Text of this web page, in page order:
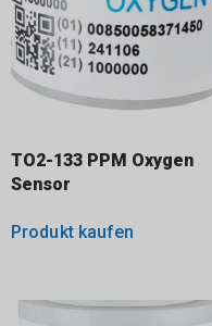
TO2-133 PPM Oxygen
Sensor
Produkt kaufen